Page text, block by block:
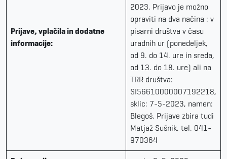
Prijave, vplačila in dodatne
informacije:
2023. Prijavo je možno
opraviti na dva načina : v
pisarni društva v času
uradnih ur (ponedeljek,
od 9. do 14. ure in sreda,
od 13. do 18. ure) ali na
TRR društva:
SI56610000007192218,
sklic: 7-5-2023, namen:
Blegoš. Prijave zbira tudi
Matjaž Sušnik, tel. 041-
970364